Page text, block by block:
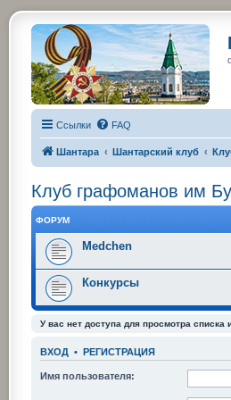
Ссылки FAQ
Шантара Шантарский клуб
Клуб графоманов им
ФОРУМ
Medchen
Конкурсы
У вас нет доступа для просмотра списка
ВХОД • РЕГИСТРАЦИЯ
Имя пользователя: